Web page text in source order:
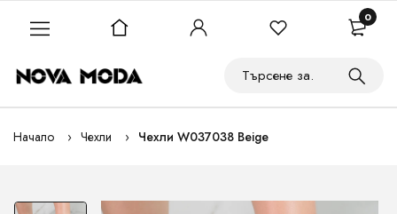
Начало Чехли Чехли W037038 Beige
0